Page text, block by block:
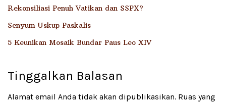
Rekonsiliasi Penuh Vatikan dan SSPX?
Senyum Uskup Paskalis
5 Keunikan Mosaik Bundar Paus Leo XIV
Tinggalkan Balasan
Alamat email Anda tidak akan dipublikasikan. Ruas yang